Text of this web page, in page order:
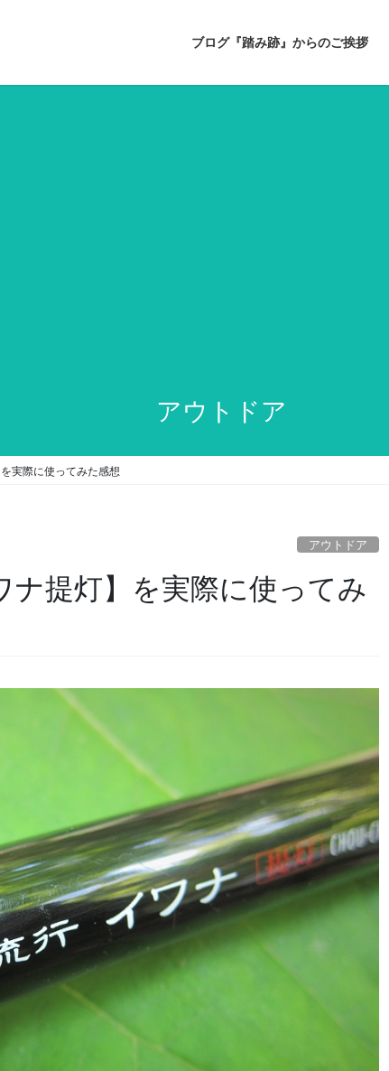
ブログ『踏み跡』からのご挨拶
アウトドア
実際に使ってみた感想
アウトドア
ナ提灯】を実際に使ってみ